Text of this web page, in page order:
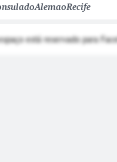
está reservado para